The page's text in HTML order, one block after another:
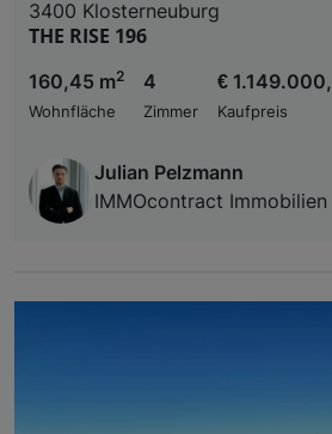
3400 Klosterneuburg
THE RISE 196
160,45 m2
Wohnfläche
4
Zimmer
€
Kaufpreis
Julian Pelzmann
IMMOcontract